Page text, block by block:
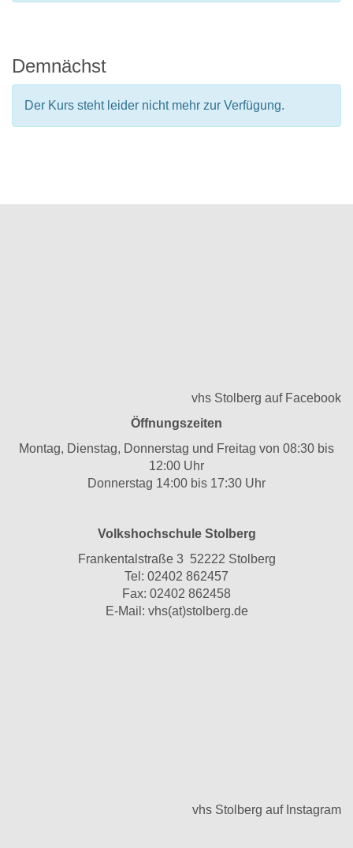
Demnächst
Der Kurs steht leider nicht mehr zur Verfügung.
vhs Stolberg auf Facebook
Öffnungszeiten
Montag, Dienstag, Donnerstag und Freitag von 08:30 bis
12:00 Uhr
Donnerstag 14:00 bis 17:30 Uhr
Volkshochschule Stolberg
Frankentalstraße 3 52222 Stolberg
Tel: 02402 862457
Fax: 02402 862458
E-Mail: vhs(at)stolberg.de
vhs Stolberg auf Instagram